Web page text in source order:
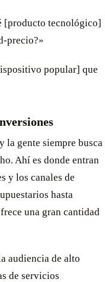
[producto tecnológico]
precio?»
popular] que
la gente siempre busca
Ahí es donde entran
y los canales de
hasta
una gran cantidad
audiencia de alto
de servicios